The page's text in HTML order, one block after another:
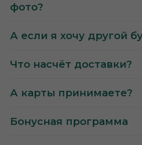
фото?
А если я хочу другой
Что насчёт доставки?
А карты принимаете?
Бонусная программа